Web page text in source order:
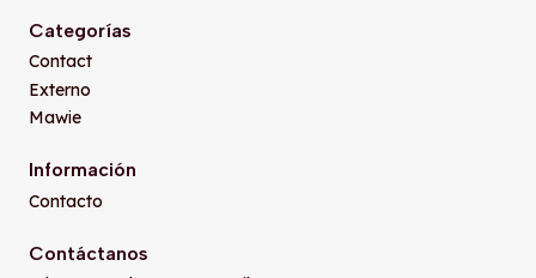
Categorías
Contact
Externo
Mawie
Información
Contacto
Contáctanos